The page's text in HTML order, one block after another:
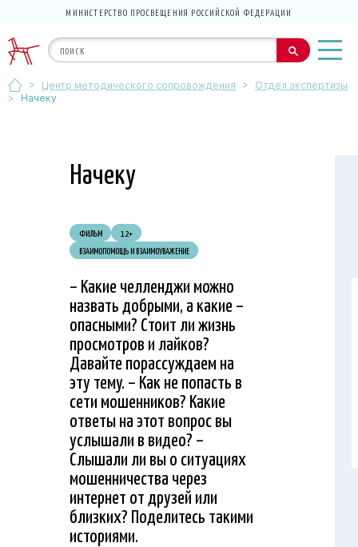
МИНИСТЕРСТВО ПРОСВЕЩЕНИЯ РОССИЙСКОЙ ФЕДЕРАЦИИ
> Центр методического сопровождения >
Отдел экспертизы
>
Начеку
Начеку
ФИЛЬМ
12+
ВЗАИМОПОМОЩЬ И ВЗАИМОУВАЖЕНИЕ
– Какие челленджи можно
назвать добрыми, а какие –
опасными? Стоит ли жизнь
просмотров и лайков?
Давайте порассуждаем на
эту тему. – Как не попасть в
сети мошенников? Какие
ответы на этот вопрос вы
услышали в видео? –
Слышали ли вы о ситуациях
мошенничества через
интернет от друзей или
близких? Поделитесь такими
историями.